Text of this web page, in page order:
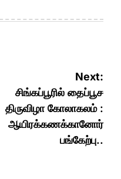
Next:
சிங்கப்பூரில் தைப்பூச
திருவிழா கோலாகலம் :
ஆயிரக்கணக்கானோர்
பங்கேற்பு..